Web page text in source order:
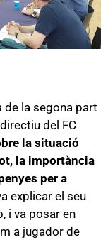
de la segona part
del FC
la situació
la importància
per a
explicar el seu
i va posar en
a jugador de